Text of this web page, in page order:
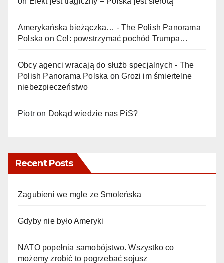
Amerykańska bieżączka… - The Polish Panorama
Polska onCel: powstrzymać pochód Trumpa…
Obcy agenci wracają do służb specjalnych - The
Polish Panorama Polska onGrozi im śmiertelne
niebezpieczeństwo
Piotr on Dokąd wiedzie nas PiS?
Recent Posts
Zagubieni we mgle ze Smoleńska
Gdyby nie było Ameryki
NATO popełnia samobójstwo. Wszystko co
możemy zrobić to pogrzebać sojusz